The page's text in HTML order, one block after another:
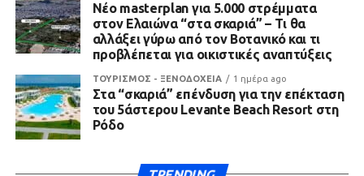
Νέο masterplan για 5.000 στρέμματα
στον Ελαιώνα “στα σκαριά” – Τι θα
αλλάξει γύρω από τον Βοτανικό και τι
προβλέπεται για οικιστικές αναπτύξεις
ΤΟΥΡΙΣΜΟΣ - ΞΕΝΟΔΟΧΕΙΑ 1 ημέρα ago
Στα “σκαριά” επένδυση για την επέκταση
του 5άστερου Levante Beach Resort στη
Ρόδο